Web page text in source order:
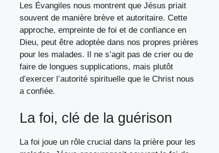
Les Évangiles nous montrent que Jésus priait
souvent de manière brève et autoritaire. Cette
approche, empreinte de foi et de confiance en
Dieu, peut être adoptée dans nos propres prières
pour les malades. Il ne s’agit pas de crier ou de
faire de longues supplications, mais plutôt
d’exercer l’autorité spirituelle que le Christ nous
a confiée.
La foi, clé de la guérison
La foi joue un rôle crucial dans la prière pour les